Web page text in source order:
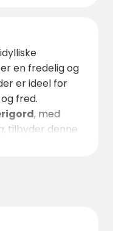
en fredelig og
er ideel for
fred.
, med
, tilbyder denne
unik